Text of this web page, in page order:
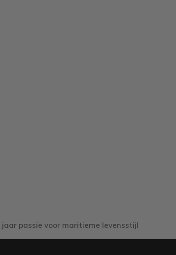
jaar passie voor maritieme levensstijl